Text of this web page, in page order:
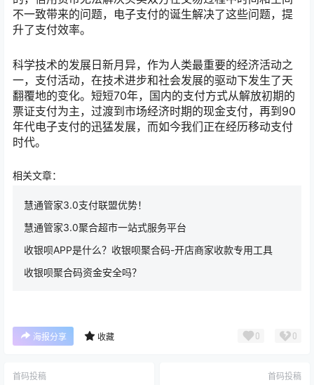
不一致带来的问题，电子支付的诞生解决了这些问题，提
升了支付效率。
科学技术的发展日新月异，作为人类最重要的经济活动之
一，支付活动，在技术进步和社会发展的驱动下发生了天
翻覆地的变化。短短70年，国内的支付方式从解放初期的
票证支付为主，过渡到市场经济时期的现金支付，再到90
年代电子支付的迅猛发展，而如今我们正在经历移动支付
时代。
相关文章：
慧通管家3.0支付联盟优势！
慧通管家3.0聚合超市一站式服务平台
收银呗APP是什么？收银呗聚合码-开店商家收款专用工具
收银呗聚合码资金安全吗？
海报分享 收藏 0 0
首码投稿 首码投稿